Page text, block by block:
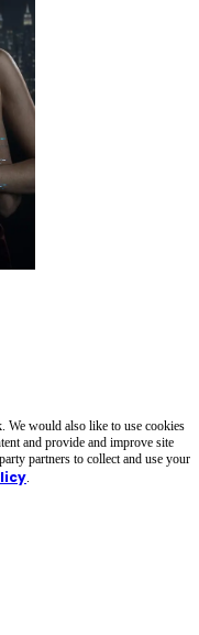
We would also like to use cookies
and provide and improve site
partners to collect and use your
.